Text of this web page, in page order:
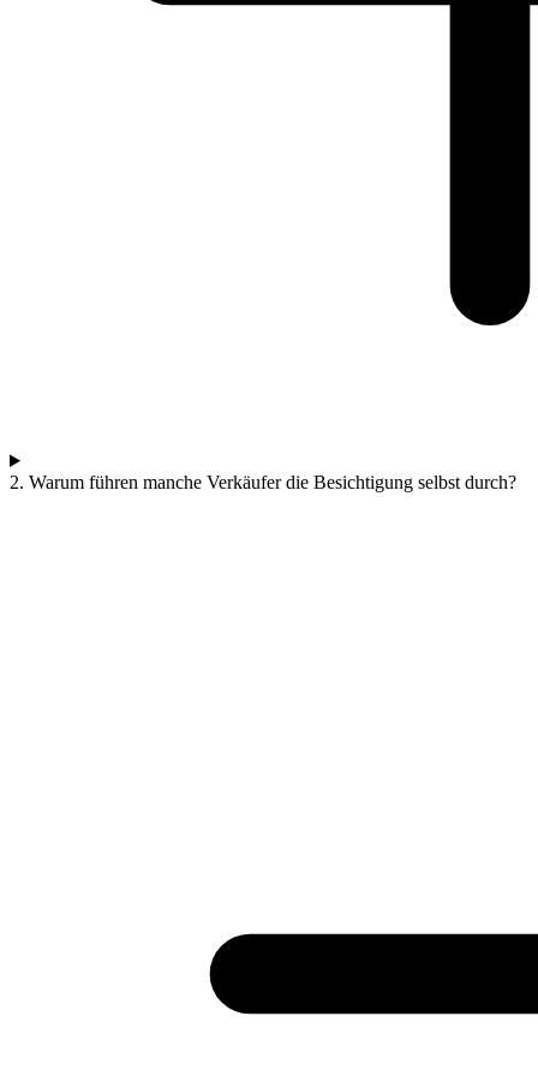
2. Warum führen manche Verkäufer die Besichtigung selbst durch?